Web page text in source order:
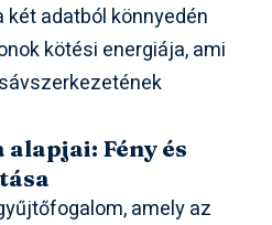
két adatból könnyedén
kötési energiája, ami
Fény és
amely az